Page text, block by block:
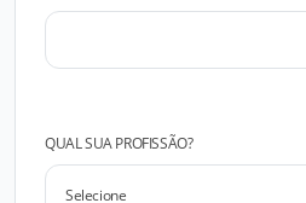
QUAL SUA PROFISSÃO?